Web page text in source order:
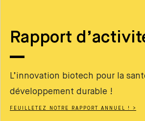
Rapport
L’innovation biotech pour la
développement durable !
FEUILLETEZ NOTRE RAPPORT ANNUEL ! >